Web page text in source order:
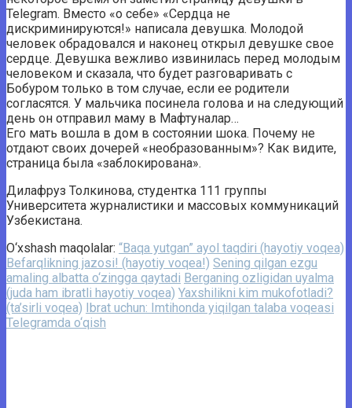
Telegram. Вместо «о себе» «Сердца не
дискриминируются!» написала девушка. Молодой
человек обрадовался и наконец открыл девушке свое
сердце. Девушка вежливо извинилась перед молодым
человеком и сказала, что будет разговаривать с
Бобуром только в том случае, если ее родители
согласятся. У мальчика посинела голова и на следующий
день он отправил маму в Мафтуналар…
Его мать вошла в дом в состоянии шока. Почему не
отдают своих дочерей «необразованным»? Как видите,
страница была «заблокирована».
Дилафруз Толкинова, студентка 111 группы
Университета журналистики и массовых коммуникаций
Узбекистана.
O‘xshash maqolalar: “Baqa yutgan” ayol taqdiri (hayotiy voqea)
Befarqlikning jazosi! (hayotiy voqea!) Sening qilgan ezgu
amaling albatta o‘zingga qaytadi Berganing ozligidan uyalma
(juda ham ibratli hayotiy voqea) Yaxshilikni kim mukofotladi?
(ta’sirli voqea) Ibrat uchun: Imtihonda yiqilgan talaba voqeasi
Telegramda o‘qish